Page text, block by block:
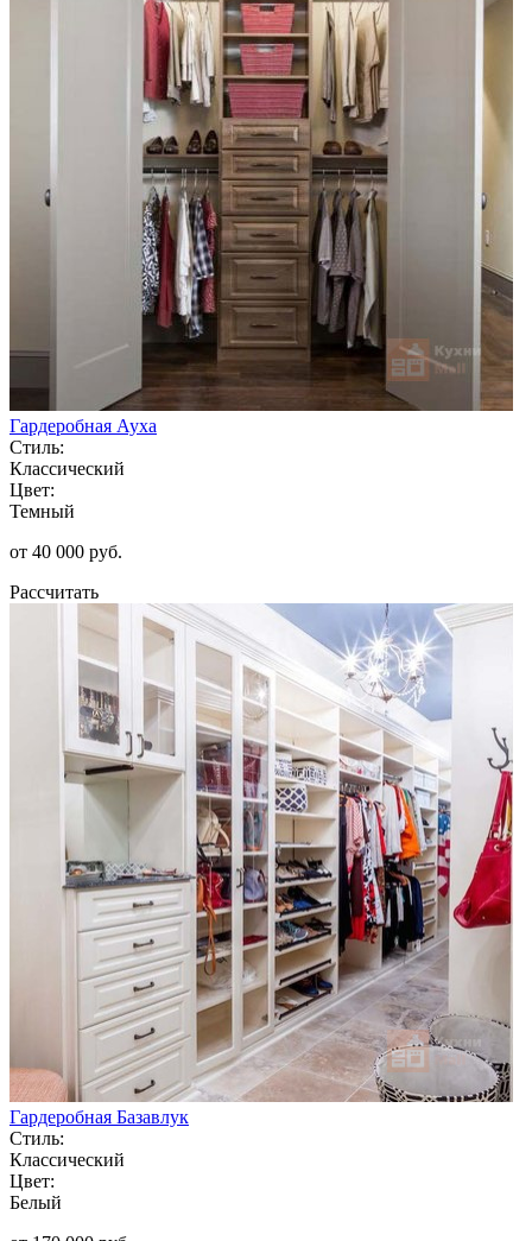
Гардеробная Ауха
Стиль:
Классический
Цвет:
Темный
от 40 000 руб.
Рассчитать
Гардеробная Базавлук
Стиль:
Классический
Цвет:
Белый